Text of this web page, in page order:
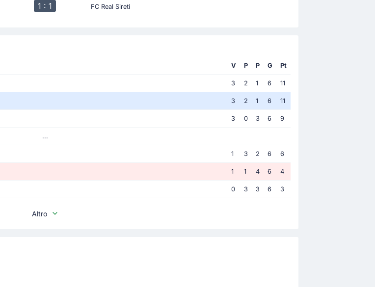
1 : 1 FC Real Sireti
V P P G Pt
3 2 1 6 11
3 2 1 6 11
3 0 3 6 9
...
1 3 2 6 6
1 1 4 6 4
0 3 3 6 3
Altro